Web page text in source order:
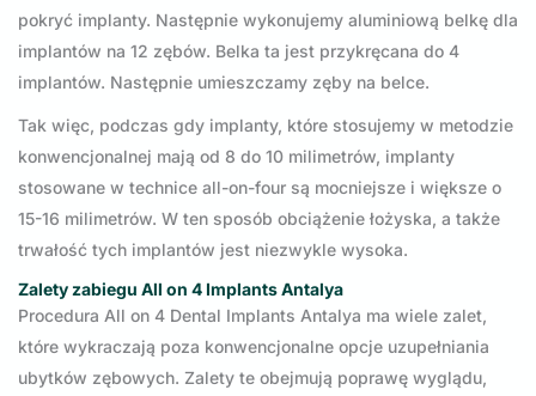
pokryć implanty. Następnie wykonujemy aluminiową belkę dla
implantów na 12 zębów. Belka ta jest przykręcana do 4
implantów. Następnie umieszczamy zęby na belce.
Tak więc, podczas gdy implanty, które stosujemy w metodzie
konwencjonalnej mają od 8 do 10 milimetrów, implanty
stosowane w technice all-on-four są mocniejsze i większe o
15-16 milimetrów. W ten sposób obciążenie łożyska, a także
trwałość tych implantów jest niezwykle wysoka.
Zalety zabiegu All on 4 Implants Antalya
Procedura All on 4 Dental Implants Antalya ma wiele zalet,
które wykraczają poza konwencjonalne opcje uzupełniania
ubytków zębowych. Zalety te obejmują poprawę wyglądu,